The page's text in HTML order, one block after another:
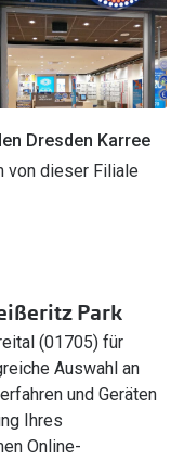
Dresden Karree
von dieser Filiale
Park
(01705) für
Auswahl an
und Geräten
Ihres
Online-